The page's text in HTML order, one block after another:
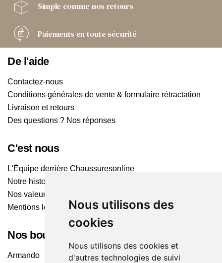
Nous utilisons des
cookies
Nous utilisons des cookies et
d'autres technologies de suivi
Simple comme nos retours
Paiements en toute sécurité
De l'aide
Contactez-nous
Conditions générales de vente & formulaire rétractation
Livraison et retours
Des questions ? Nos réponses
C'est nous
L'Équipe derrière Chaussuresonline
Notre histoire
Nos valeurs
Mentions légales
Nos boutiques
Armando